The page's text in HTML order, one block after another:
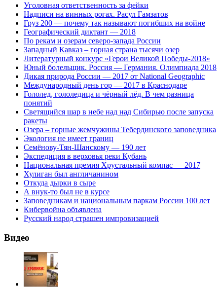
Уголовная ответственность за фейки
Надписи на винных рогах. Расул Гамзатов
Груз 200 — почему так называют погибших на войне
Географический диктант — 2018
По рекам и озерам северо-запада России
Западный Кавказ – горная страна тысячи озер
Литературный конкурс «Герои Великой Победы-2018»
Юный болельщик. Россия — Германия. Олимпиада 2018
Дикая природа России — 2017 от National Geographic
Международный день гор — 2017 в Краснодаре
Гололед, гололедица и чёрный лёд. В чем разница
понятий
Светящийся шар в небе над над Сибирью после запуска
ракеты
Озера – горные жемчужины Тебердинского заповедника
Экология не имеет границ
Семёнову-Тян-Шанскому — 190 лет
Экспедиция в верховья реки Кубань
Национальная премия Хрустальный компас — 2017
Хулиган был англичанином
Откуда дырки в сыре
А внук-то был не в курсе
Заповедникам и национальным паркам России 100 лет
Кибервойна объявлена
Русский народ страшен импровизацией
Видео